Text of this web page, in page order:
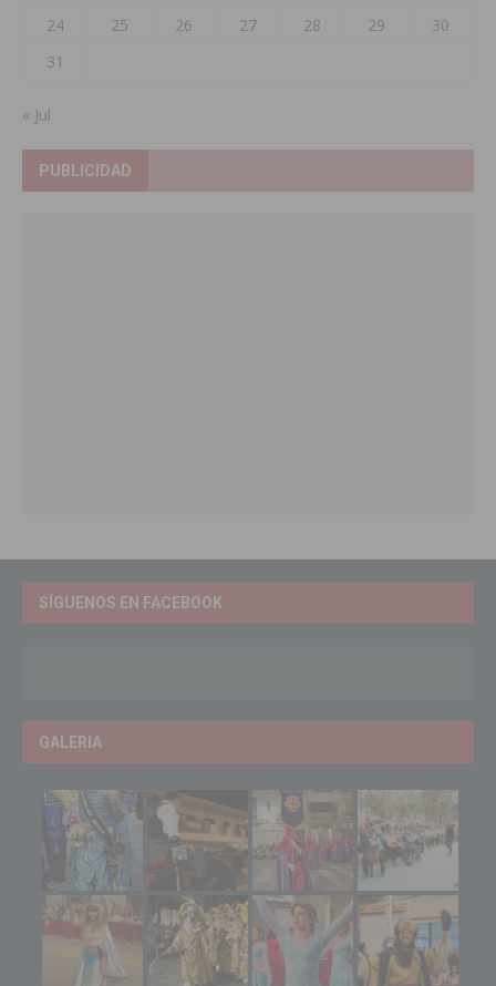
24
25 26 27 28 29
30
31
« Jul
PUBLICIDAD
SÍGUENOS EN FACEBOOK
GALERIA